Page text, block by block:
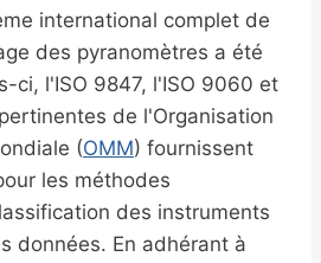
international complet de
des pyranomètres a été
ci, l'ISO 9847, l'ISO 9060 et
de l'Organisation
(OMM) fournissent
les méthodes
des instruments
données. En adhérant à